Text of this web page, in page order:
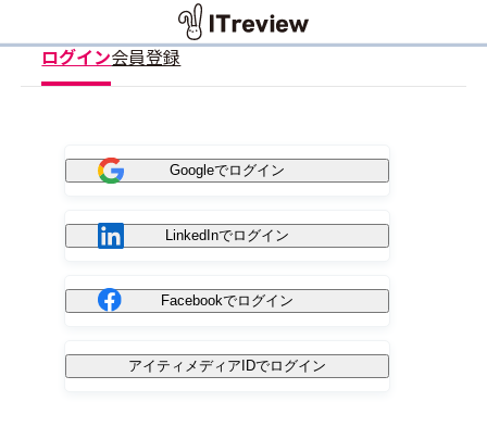
ログイン会員登録
Googleでログイン
LinkedInでログイン
Facebookでログイン
アイティメディアIDでログイン